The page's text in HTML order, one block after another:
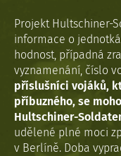
Projekt Hultschiner-
informace o
hodnost, případná
vyznamenání, číslo
příslušníci vojáků,
příbuzného, se
Hultschiner-
udělené plné moci
v Berlíně. Doba